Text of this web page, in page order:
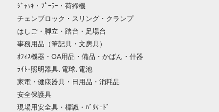
ｼﾞｬｯｷ・ﾌﾟｰﾗｰ・荷締機
チェンブロック・スリング・クランプ
はしご・脚立・踏台・足場台
事務用品（筆記具・文房具）
ｵﾌｨｽ機器・OA用品・備品・かばん・什器
ﾗｲﾄ･照明器具､電球､電池
家電・健康器具・日用品・消耗品
安全保護具
現場用安全具・標識・ﾊﾞﾘｹｰﾄﾞ